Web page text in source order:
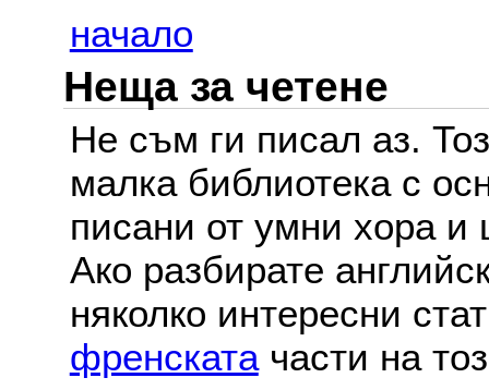
начало
Неща за четене
Не съм ги писал аз.
малка библиотека с
писани от умни хора и
Ако разбирате
няколко интересни
френскатачасти на